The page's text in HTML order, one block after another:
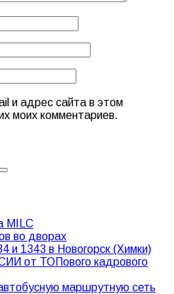
и адрес сайта в этом
моих комментариев.
MILC
во дворах
и 1343 в Новогорск (Химки)
от ТОПового кадрового
маршрутную сеть